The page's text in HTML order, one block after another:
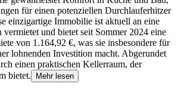
für einen potenziellen Durchlauferhitzer
einzigartige Immobilie ist aktuell an eine
und bietet seit Sommer 2024 eine
von 1.164,92 €, was sie insbesondere für
lohnenden Investition macht. Abgerundet
einen praktischen Kellerraum, der
bietet.
Mehr lesen